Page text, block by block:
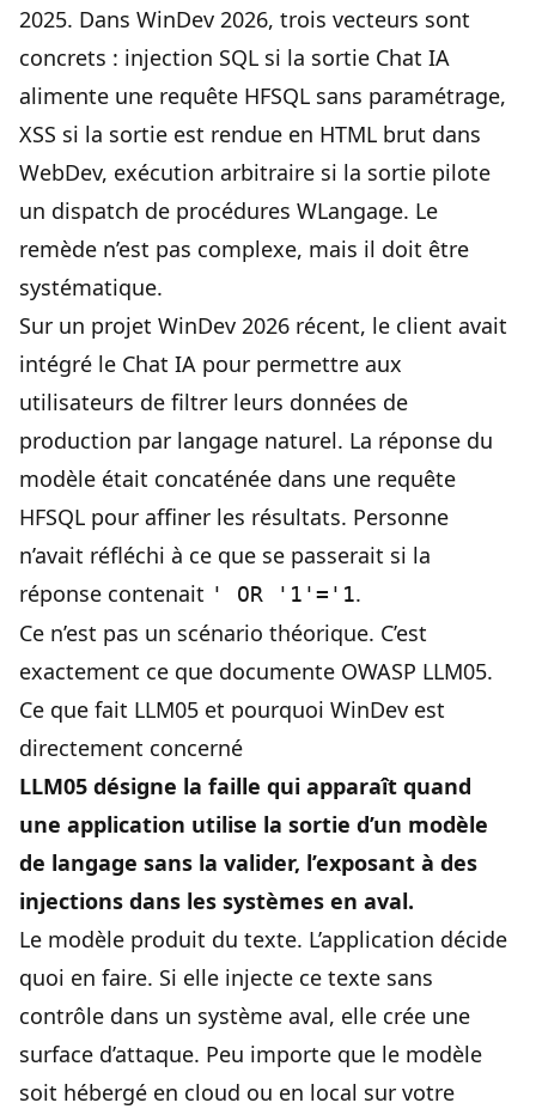
2025. Dans WinDev 2026, trois vecteurs sont
concrets : injection SQL si la sortie Chat IA
alimente une requête HFSQL sans paramétrage,
XSS si la sortie est rendue en HTML brut dans
WebDev, exécution arbitraire si la sortie pilote
un dispatch de procédures WLangage. Le
remède n’est pas complexe, mais il doit être
systématique.
Sur un projet WinDev 2026 récent, le client avait
intégré le Chat IA pour permettre aux
utilisateurs de filtrer leurs données de
production par langage naturel. La réponse du
modèle était concaténée dans une requête
HFSQL pour affiner les résultats. Personne
n’avait réfléchi à ce que se passerait si la
réponse contenait ' OR '1'='1.
Ce n’est pas un scénario théorique. C’est
exactement ce que documente OWASP LLM05.
Ce que fait LLM05 et pourquoi WinDev est
directement concerné
LLM05 désigne la faille qui apparaît quand
une application utilise la sortie d’un modèle
de langage sans la valider, l’exposant à des
injections dans les systèmes en aval.
Le modèle produit du texte. L’application décide
quoi en faire. Si elle injecte ce texte sans
contrôle dans un système aval, elle crée une
surface d’attaque. Peu importe que le modèle
soit hébergé en cloud ou en local sur votre